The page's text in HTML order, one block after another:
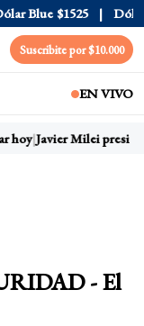
$1525 Dólar
Suscribite por $10.000
EN VIVO
hoy Javier Milei
- El